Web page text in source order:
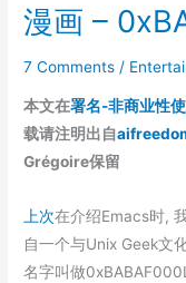
安
装
&
配
置
支
持
(上)
漫画 –
7 Comments /
本文在署名-非商业性
载请注明出自
Grégoire保留
上次在介绍Emacs时,
自一个与Unix Geek文
名字叫做